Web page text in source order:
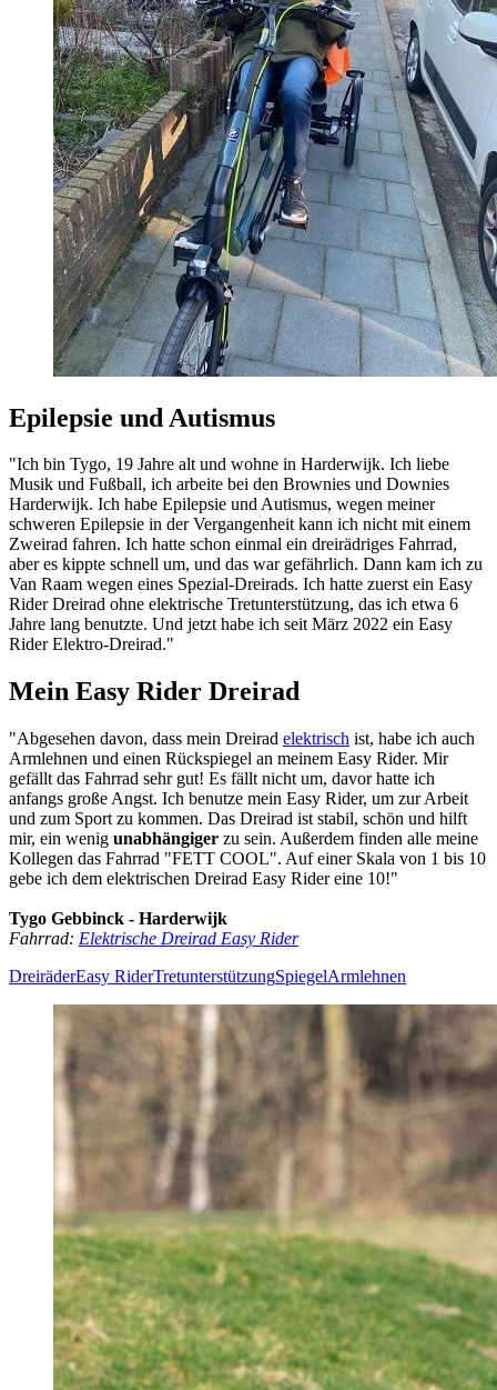
Epilepsie und Autismus
"Ich bin Tygo, 19 Jahre alt und wohne in Harderwijk. Ich liebe
Musik und Fußball, ich arbeite bei den Brownies und Downies
Harderwijk. Ich habe Epilepsie und Autismus, wegen meiner
schweren Epilepsie in der Vergangenheit kann ich nicht mit einem
Zweirad fahren. Ich hatte schon einmal ein dreirädriges Fahrrad,
aber es kippte schnell um, und das war gefährlich. Dann kam ich zu
Van Raam wegen eines Spezial-Dreirads. Ich hatte zuerst ein Easy
Rider Dreirad ohne elektrische Tretunterstützung, das ich etwa 6
Jahre lang benutzte. Und jetzt habe ich seit März 2022 ein Easy
Rider Elektro-Dreirad."
Mein Easy Rider Dreirad
"Abgesehen davon, dass mein Dreirad elektrisch ist, habe ich auch
Armlehnen und einen Rückspiegel an meinem Easy Rider. Mir
gefällt das Fahrrad sehr gut! Es fällt nicht um, davor hatte ich
anfangs große Angst. Ich benutze mein Easy Rider, um zur Arbeit
und zum Sport zu kommen. Das Dreirad ist stabil, schön und hilft
mir, ein wenig unabhängiger zu sein. Außerdem finden alle meine
Kollegen das Fahrrad "FETT COOL". Auf einer Skala von 1 bis 10
gebe ich dem elektrischen Dreirad Easy Rider eine 10!"
Tygo Gebbinck - Harderwijk
Fahrrad: Elektrische Dreirad Easy Rider
DreiräderEasy RiderTretunterstützungSpiegelArmlehnen